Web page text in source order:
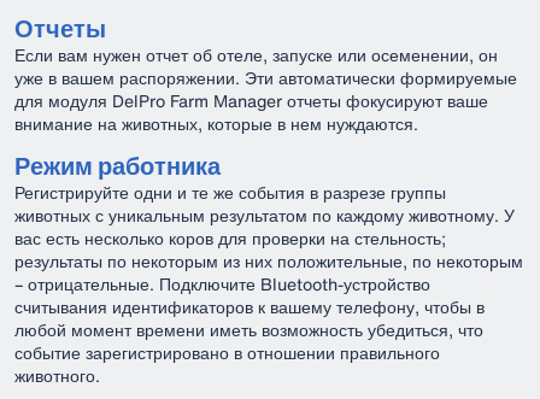
Отчеты
Если вам нужен отчет об отеле, запуске или осеменении, он
уже в вашем распоряжении. Эти автоматически формируемые
для модуля DelPro Farm Manager отчеты фокусируют ваше
внимание на животных, которые в нем нуждаются.
Режим работника
Регистрируйте одни и те же события в разрезе группы
животных с уникальным результатом по каждому животному. У
вас есть несколько коров для проверки на стельность;
результаты по некоторым из них положительные, по некоторым
– отрицательные. Подключите Bluetooth-устройство
считывания идентификаторов к вашему телефону, чтобы в
любой момент времени иметь возможность убедиться, что
событие зарегистрировано в отношении правильного
животного.